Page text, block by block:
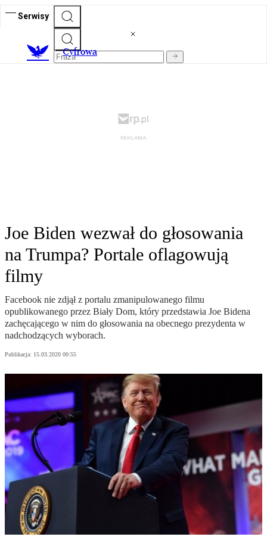
Serwisy
Cyfrowa
Joe Biden wezwał do głosowania
na Trumpa? Portale oflagowują
filmy
Facebook nie zdjął z portalu zmanipulowanego filmu
opublikowanego przez Biały Dom, który przedstawia Joe Bidena
zachęcającego w nim do głosowania na obecnego prezydenta w
nadchodzących wyborach.
Publikacja: 15.03.2020 00:55